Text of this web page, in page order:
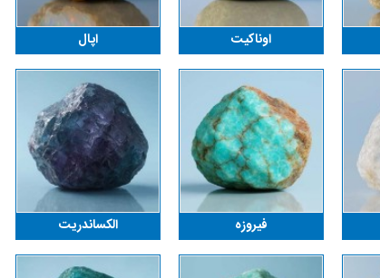
اوناکیت اپال
فیروزه الکساندریت